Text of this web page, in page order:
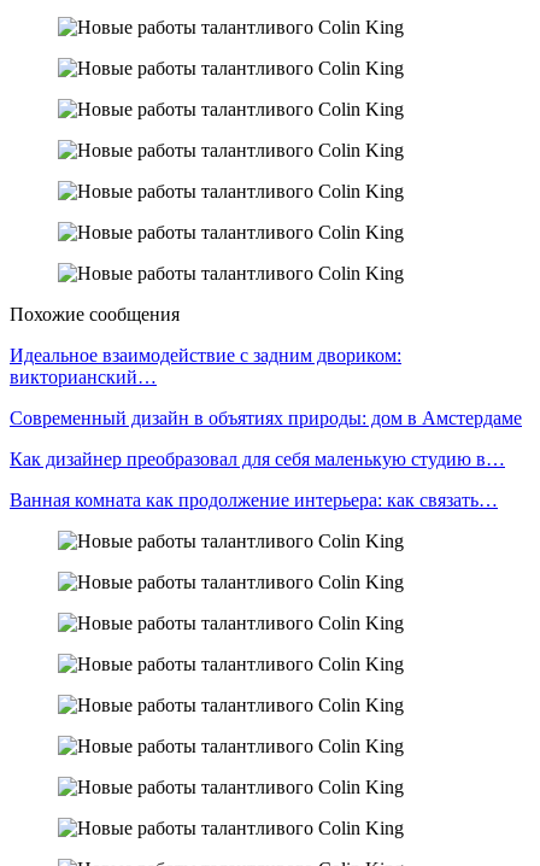
Похожие сообщения
Идеальное взаимодействие с задним двориком:
викторианский…
Современный дизайн в объятиях природы: дом в Амстердаме
Как дизайнер преобразовал для себя маленькую студию в…
Ванная комната как продолжение интерьера: как связать…